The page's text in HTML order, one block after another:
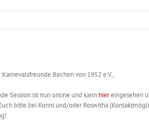
Bechen von 1952 e.V.,
Session ist nun online und kann hiereingesehen
bitte bei Konni und/oder Roswitha